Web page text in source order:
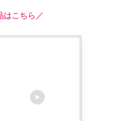
はこちら／